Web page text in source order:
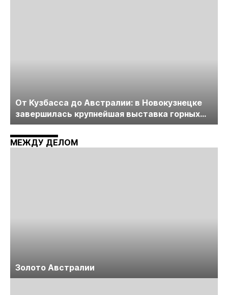
От Кузбасса до Австралии: в Новокузнецке
завершилась крупнейшая выставка горных
технологий «Недра России. Уголь России и
Майнинг»
МЕЖДУ ДЕЛОМ
Золото Австралии